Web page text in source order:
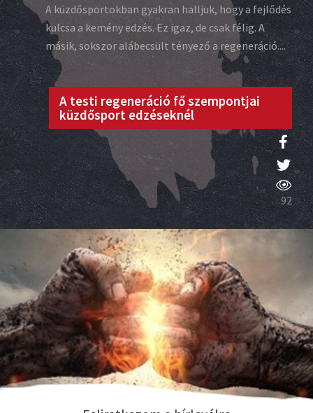
A küzdősportokban gyakran halljuk, hogy a fejlődés
kulcsa a kemény edzés. Ez igaz, de csak félig. A
másik, sokszor alábecsült tényező a regeneráció....
A testi regeneráció fő szempontjai
küzdősport edzéseknél
92